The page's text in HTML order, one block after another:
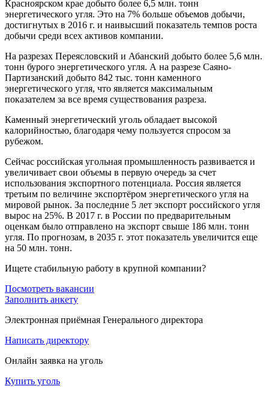
Красноярском крае добыто более 6,5 млн. тонн
энергетического угля. Это на 7% больше объемов добычи,
достигнутых в 2016 г. и наивысший показатель темпов роста
добычи среди всех активов компании.
На разрезах Переясловский и Абанский добыто более 5,6 млн.
тонн бурого энергетического угля. А на разрезе Саяно-
Партизанский добыто 842 тыс. тонн каменного
энергетического угля, что является максимальным
показателем за все время существования разреза.
Каменный энергетический уголь обладает высокой
калорийностью, благодаря чему пользуется спросом за
рубежом.
Сейчас российская угольная промышленность развивается и
увеличивает свои объемы в первую очередь за счет
использования экспортного потенциала. Россия является
третьим по величине экспортёром энергетического угля на
мировой рынок. За последние 5 лет экспорт российского угля
вырос на 25%. В 2017 г. в России по предварительным
оценкам было отправлено на экспорт свыше 186 млн. тонн
угля. По прогнозам, в 2035 г. этот показатель увеличится еще
на 50 млн. тонн.
Ищете стабильную работу в крупной компании?
Посмотреть вакансии
Заполнить анкету
Электронная приёмная Генерального директора
Написать директору
Онлайн заявка на уголь
Купить уголь